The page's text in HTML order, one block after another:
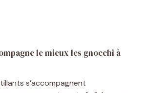
le mieux les gnocchi à
s’accompagnent